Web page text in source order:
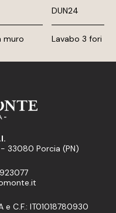
muro
DUN24
Lavabo 3 fori
- 33080 Porcia (PN)
C.F.: IT01018780930